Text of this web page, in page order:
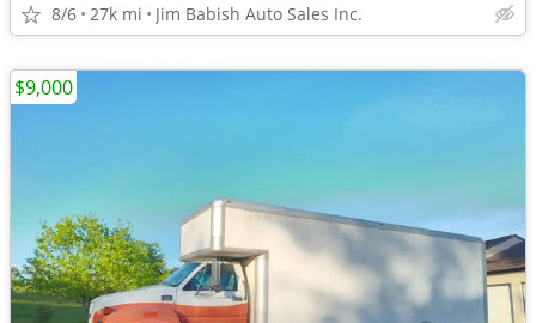
8/6 27k mi Jim Babish Auto Sales Inc.
$9,000